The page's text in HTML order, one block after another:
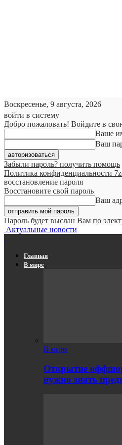
Воскресенье, 9 августа, 2026
войти в систему
Добро пожаловать! Войдите в
Ваше
Ваш
Забыли пароль? получить помощь
Политика конфиденциальности
восстановление пароля
Восстановите свой пароль
Ваш
Пароль будет выслан Вам по
Актуальные новости
Главная
В мире
В мире
Открытие
нужно знать